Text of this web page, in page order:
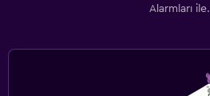
Alarmları ile.